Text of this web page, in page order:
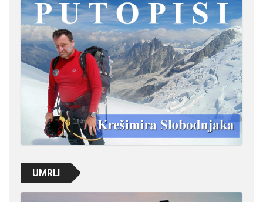
UMRLI